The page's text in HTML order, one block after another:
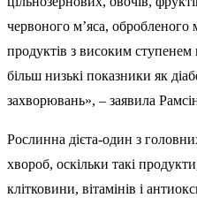
червоного м’яса, обробленого
продуктів з високим
більш низькі показники як
захворювань», – заявила
Рослинна дієта-один з
хвороб, оскільки такі
клітковини, вітамінів і